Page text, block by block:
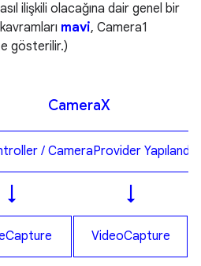
ilişkili olacağına dair genel bir
mavi, Camera1
gösterilir.)
CameraX
/ CameraProvider
↓ ↓
VideoCapture